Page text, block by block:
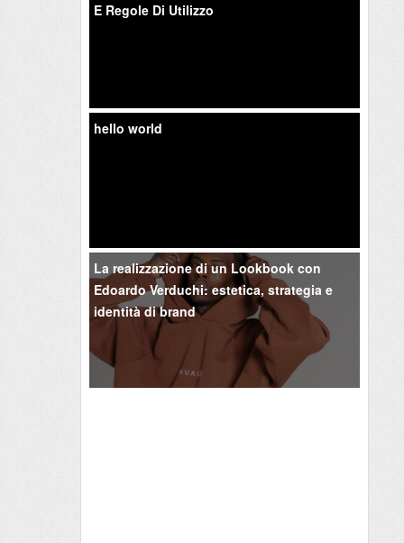
E Regole Di Utilizzo
hello world
La realizzazione di un Lookbook con
Edoardo Verduchi: estetica, strategia e
identità di brand